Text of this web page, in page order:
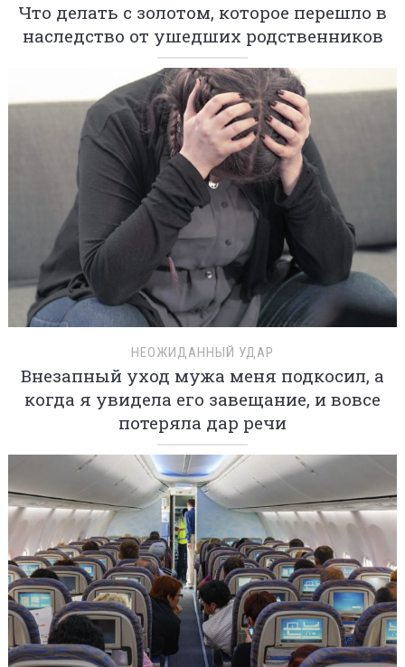
Что делать с золотом, которое перешло в
наследство от ушедших родственников
НЕОЖИДАННЫЙ УДАР
Внезапный уход мужа меня подкосил, а
когда я увидела его завещание, и вовсе
потеряла дар речи